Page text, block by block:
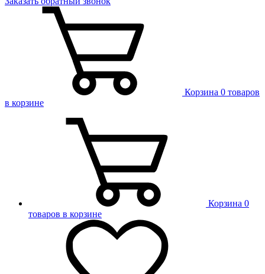
Корзина 0 товаров
в корзине
Корзина 0
товаров в корзине